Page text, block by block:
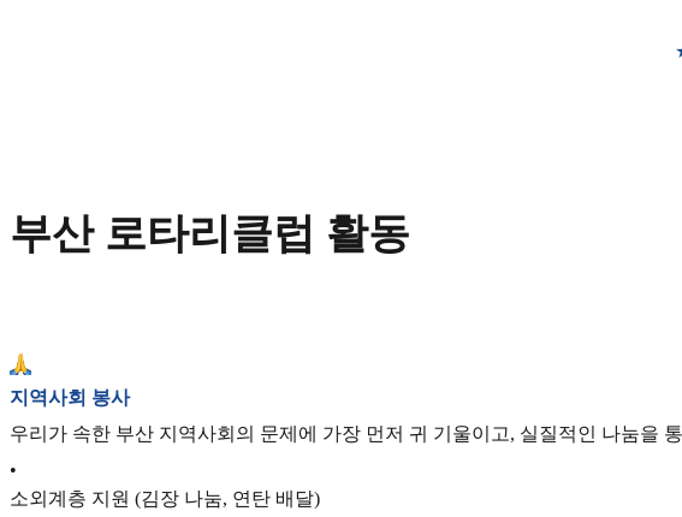
부산 로타리클럽 활동
지역사회 봉사
우리가 속한 부산 지역사회의 문제에 가장 먼저 귀 기울이고, 실질적인 나눔을
•
소외계층 지원 (김장 나눔, 연탄 배달)